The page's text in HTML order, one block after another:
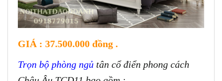
GIÁ : 37.500.000 đồng .
Trọn bộ phòng ngủ tân cổ điển phong cách